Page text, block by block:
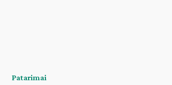
Patarimai